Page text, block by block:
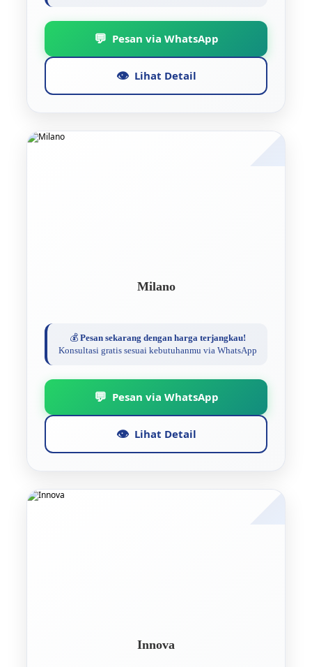
💬 Pesan via WhatsApp
👁️ Lihat Detail
Milano
💰 Pesan sekarang dengan harga terjangkau!
Konsultasi gratis sesuai kebutuhanmu via WhatsApp
💬 Pesan via WhatsApp
👁️ Lihat Detail
Innova